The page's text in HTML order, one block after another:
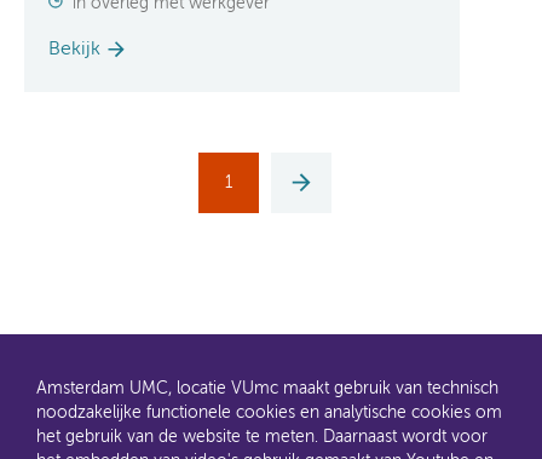
in overleg met werkgever
Bekijk
1
Volgende
Amsterdam UMC, locatie VUmc maakt gebruik van technisch
noodzakelijke functionele cookies en analytische cookies om
het gebruik van de website te meten. Daarnaast wordt voor